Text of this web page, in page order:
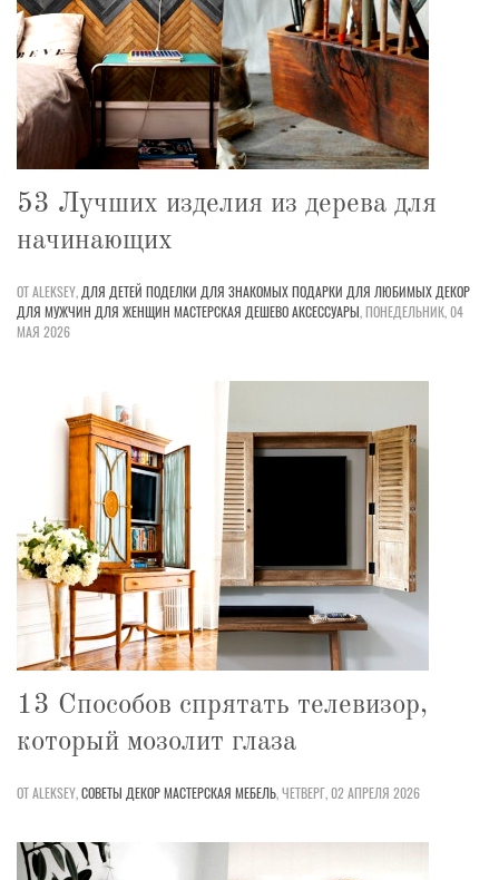
53 Лучших изделия из дерева для
начинающих
ОТ ALEKSEY, ДЛЯ ДЕТЕЙ ПОДЕЛКИ ДЛЯ ЗНАКОМЫХПОДАРКИ ДЛЯ ЛЮБИМЫХ ДЕКОР
ДЛЯ МУЖЧИН ДЛЯ ЖЕНЩИН МАСТЕРСКАЯ ДЕШЕВОАКСЕССУАРЫ,ПОНЕДЕЛЬНИК, 04
МАЯ 2026
13 Способов спрятать телевизор,
который мозолит глаза
ОТ ALEKSEY,СОВЕТЫ ДЕКОРМАСТЕРСКАЯ МЕБЕЛЬ,ЧЕТВЕРГ, 02 АПРЕЛЯ 2026